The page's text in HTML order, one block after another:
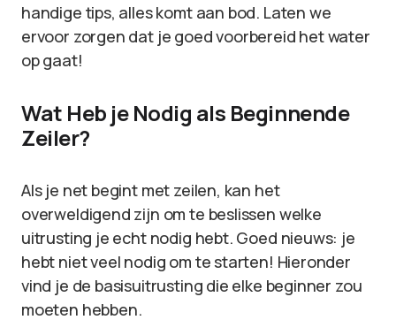
handige tips, alles komt aan bod. Laten we
ervoor zorgen dat je goed voorbereid het water
op gaat!
Wat Heb je Nodig als Beginnende
Zeiler?
Als je net begint met zeilen, kan het
overweldigend zijn om te beslissen welke
uitrusting je echt nodig hebt. Goed nieuws: je
hebt niet veel nodig om te starten! Hieronder
vind je de basisuitrusting die elke beginner zou
moeten hebben.